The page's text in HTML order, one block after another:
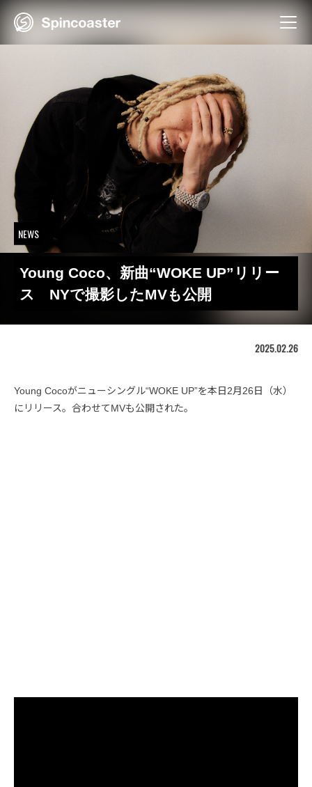
Skip
NEWS
Young Coco、新曲“WOKE UP”リリー
ス NYで撮影したMVも公開
2025.02.26
Young Cocoがニューシングル“WOKE UP”を本日2月26日（水）
にリリース。合わせてMVも公開された。